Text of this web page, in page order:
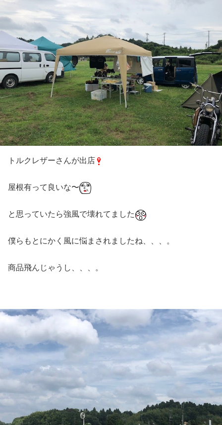
トルクレザーさんが出店
屋根有って良いな〜
と思っていたら強風で壊れてました
僕らもとにかく風に悩まされましたね、、、。
商品飛んじゃうし、、、。